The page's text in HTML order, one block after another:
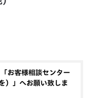
お客様相談センター
」へお願い致しま